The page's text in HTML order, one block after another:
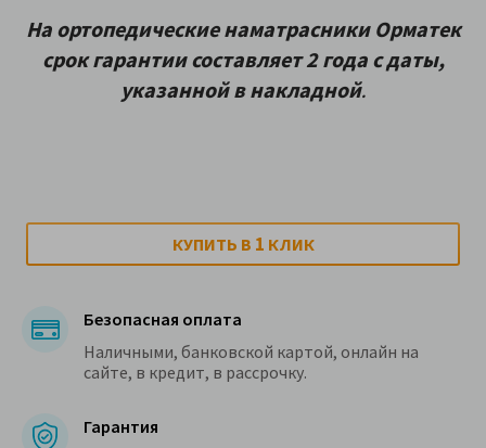
На ортопедические наматрасники Орматек
срок гарантии составляет 2 года с даты,
указанной в накладной.
КУПИТЬ В 1 КЛИК
Безопасная оплата
Наличными, банковской картой, онлайн на
сайте, в кредит, в рассрочку.
Гарантия